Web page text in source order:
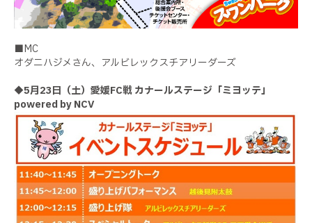
■MC
オダニハジメさん、アルビレックスチアリーダーズ
◆5月23日（土）愛媛FC戦 カナールステージ「ミヨッテ」
powered by NCV